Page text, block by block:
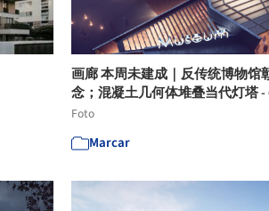
画廊 本周未建成｜反传统博物馆
念；混凝土几何体堆叠当代灯塔 -
Foto
Marcar